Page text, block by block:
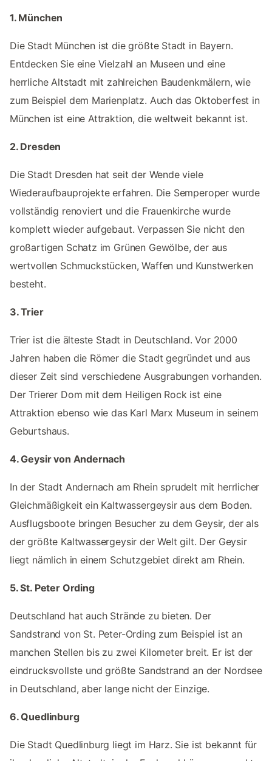
1. München
Die Stadt München ist die größte Stadt in Bayern.
Entdecken Sie eine Vielzahl an Museen und eine
herrliche Altstadt mit zahlreichen Baudenkmälern, wie
zum Beispiel dem Marienplatz. Auch das Oktoberfest in
München ist eine Attraktion, die weltweit bekannt ist.
2. Dresden
Die Stadt Dresden hat seit der Wende viele
Wiederaufbauprojekte erfahren. Die Semperoper wurde
vollständig renoviert und die Frauenkirche wurde
komplett wieder aufgebaut. Verpassen Sie nicht den
großartigen Schatz im Grünen Gewölbe, der aus
wertvollen Schmuckstücken, Waffen und Kunstwerken
besteht.
3. Trier
Trier ist die älteste Stadt in Deutschland. Vor 2000
Jahren haben die Römer die Stadt gegründet und aus
dieser Zeit sind verschiedene Ausgrabungen vorhanden.
Der Trierer Dom mit dem Heiligen Rock ist eine
Attraktion ebenso wie das Karl Marx Museum in seinem
Geburtshaus.
4. Geysir von Andernach
In der Stadt Andernach am Rhein sprudelt mit herrlicher
Gleichmäßigkeit ein Kaltwassergeysir aus dem Boden.
Ausflugsboote bringen Besucher zu dem Geysir, der als
der größte Kaltwassergeysir der Welt gilt. Der Geysir
liegt nämlich in einem Schutzgebiet direkt am Rhein.
5. St. Peter Ording
Deutschland hat auch Strände zu bieten. Der
Sandstrand von St. Peter-Ording zum Beispiel ist an
manchen Stellen bis zu zwei Kilometer breit. Er ist der
eindrucksvollste und größte Sandstrand an der Nordsee
in Deutschland, aber lange nicht der Einzige.
6. Quedlinburg
Die Stadt Quedlinburg liegt im Harz. Sie ist bekannt für